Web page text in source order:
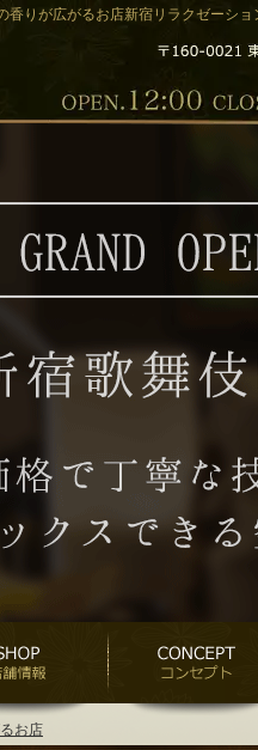
りが広がるお店新宿リラクゼーシ
お店